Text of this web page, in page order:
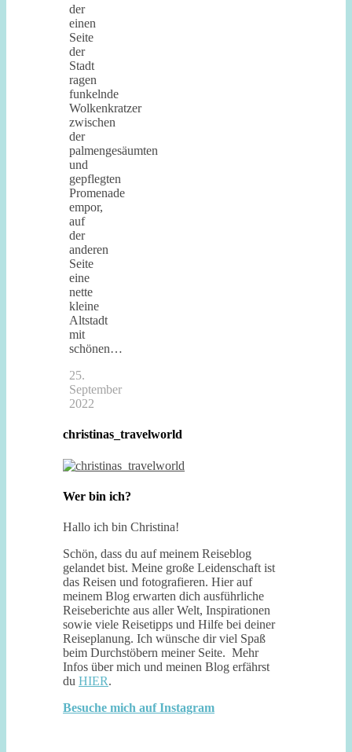
der
einen
Seite
der
Stadt
ragen
funkelnde
Wolkenkratzer
zwischen
der
palmengesäumten
und
gepflegten
Promenade
empor,
auf
der
anderen
Seite
eine
nette
kleine
Altstadt
mit
schönen…
25.
September
2022
christinas_travelworld
Wer bin ich?
Hallo ich bin Christina!
Schön, dass du auf meinem Reiseblog
gelandet bist. Meine große Leidenschaft ist
das Reisen und fotografieren. Hier auf
meinem Blog erwarten dich ausführliche
Reiseberichte aus aller Welt, Inspirationen
sowie viele Reisetipps und Hilfe bei deiner
Reiseplanung. Ich wünsche dir viel Spaß
beim Durchstöbern meiner Seite. Mehr
Infos über mich und meinen Blog erfährst
du HIER.
Besuche mich auf Instagram